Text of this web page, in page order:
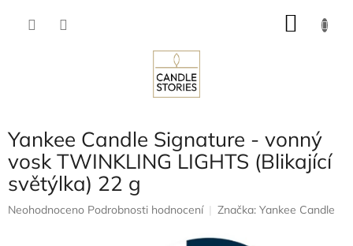
Yankee Candle Signature - vonný
vosk TWINKLING LIGHTS (Blikající
světýlka) 22 g
Průměrné
Neohodnoceno Podrobnosti hodnocení Značka: Yankee Candle